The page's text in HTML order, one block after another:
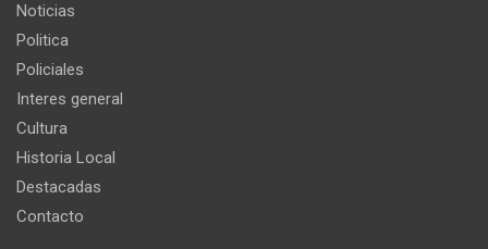
Noticias
Politica
Policiales
Interes general
Cultura
Historia Local
Destacadas
Contacto